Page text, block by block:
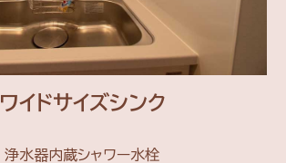
ワイドサイズシンク
浄水器内蔵シャワー水栓